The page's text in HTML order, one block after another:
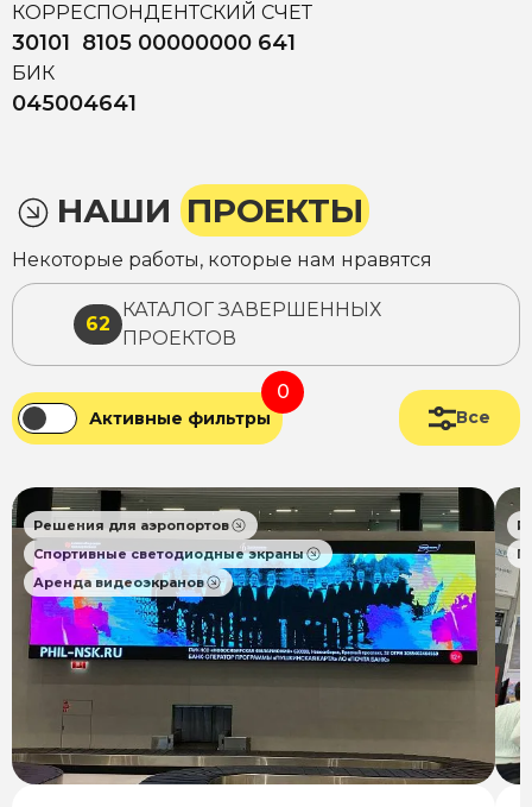
КОРРЕСПОНДЕНТСКИЙ СЧЕТ
30101 8105 00000000 641
БИК
045004641
НАШИ ПРОЕКТЫ
Некоторые работы, которые нам нравятся
62
КАТАЛОГ ЗАВЕРШЕННЫХ
ПРОЕКТОВ
Активные фильтры
0
Все
Решения для аэропортов
Спортивные светодиодные экраны
Аренда видеоэкранов